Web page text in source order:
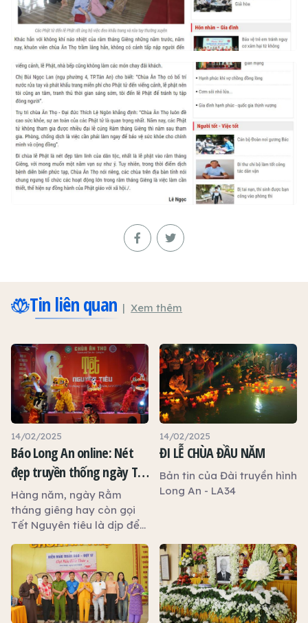
Tin liên quan Xem thêm
14/02/2025
Báo Long An online: Nét
đẹp truyền thống ngày Tết
Nguyên tiêu
Hàng năm, ngày Rằm
tháng giêng hay còn gọi
Tết Nguyên tiêu là dịp để
ông bà, tổ tiên và cầu
mong một năm bình an,
hạnh phúc. Vào ngày này,
nhiều gia đình thường
chuẩn bị mâm cúng gia
14/02/2025
ĐI LỄ CHÙA ĐẦU NĂM
Bản tin của Đài truyền hình
Long An - LA34